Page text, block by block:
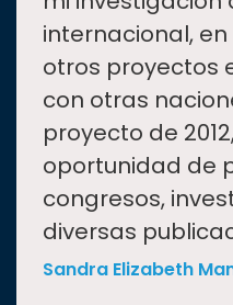
internacional,
otros proyectos
con otras
proyecto de
oportunidad de
congresos,
diversas
Sandra Elizabeth